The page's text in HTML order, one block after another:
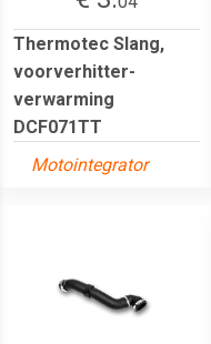
Thermotec Slang,
voorverhitter-
verwarming
DCF071TT
Motointegrator